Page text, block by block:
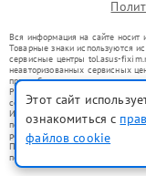
Вся информация на сайте носит
Товарные знаки используются
сервисные центры tol.asus-
неавторизованных сервисных
правообладателями товарных
Ремонт осуществляется для
со статьей 1487 ГК РФ.
Использование товарных знаков
потребителей в заблуждение, а
ремонту техники указанных
Представленная на сайте
положениями Статьи 437(2)
Этот сайт
ознакомиться с
файлов cookie